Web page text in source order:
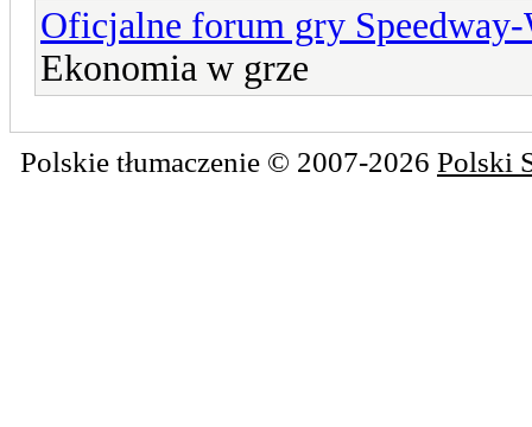
Oficjalne forum gry
Ekonomia w grze
Polskie tłumaczenie © 2007-2026 Polski